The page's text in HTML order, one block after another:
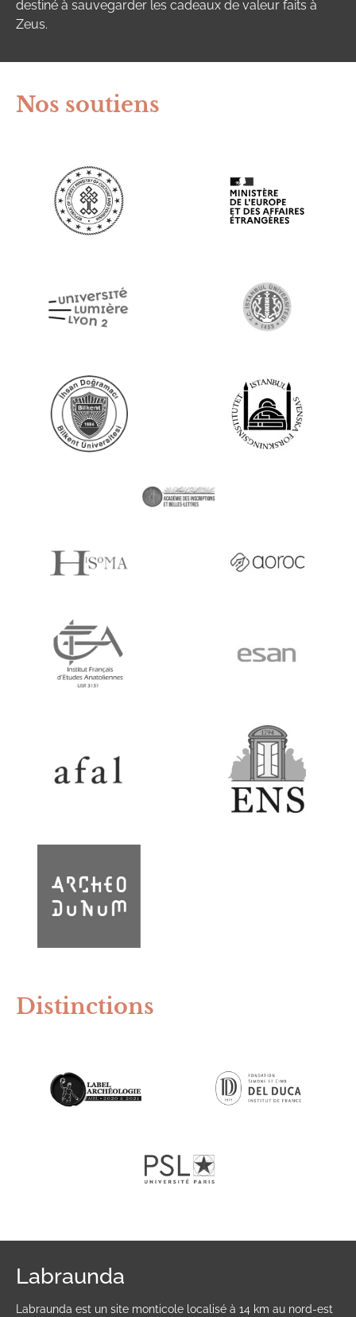
destiné à sauvegarder les cadeaux de valeur faits à
Zeus.
Nos soutiens
Distinctions
Labraunda
Labraunda est un site monticole localisé à 14 km au nord-est